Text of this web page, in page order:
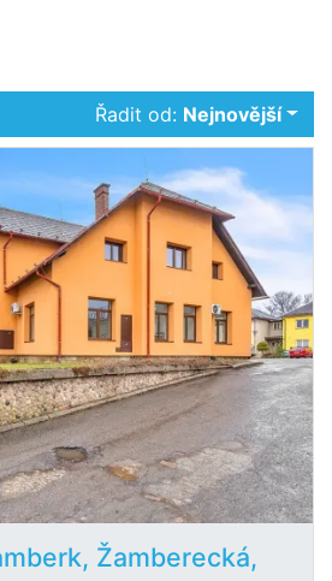
Řadit od: Nejnovější
Žamberecká,